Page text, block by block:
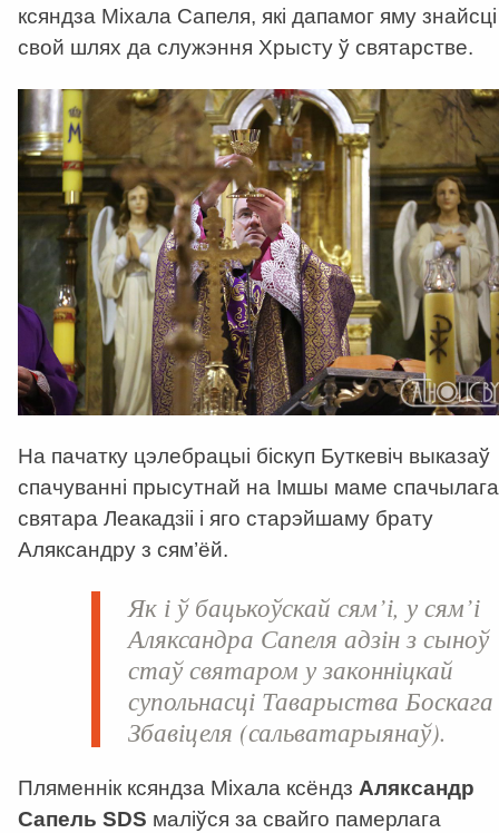
ксяндза Міхала Сапеля, які дапамог яму знайсці
свой шлях да служэння Хрысту ў святарстве.
На пачатку цэлебрацыі біскуп Буткевіч выказаў
спачуванні прысутнай на Імшы маме спачылага
святара Леакадзіі і яго старэйшаму брату
Аляксандру з сям’ёй.
Як і ў бацькоўскай сям’і, у сям’і
Аляксандра Сапеля адзін з сыноў
стаў святаром у законніцкай
супольнасці Таварыства Боскага
Збавіцеля (сальватарыянаў).
Пляменнік ксяндза Міхала ксёндз Аляксандр
Сапель SDS маліўся за свайго памерлага